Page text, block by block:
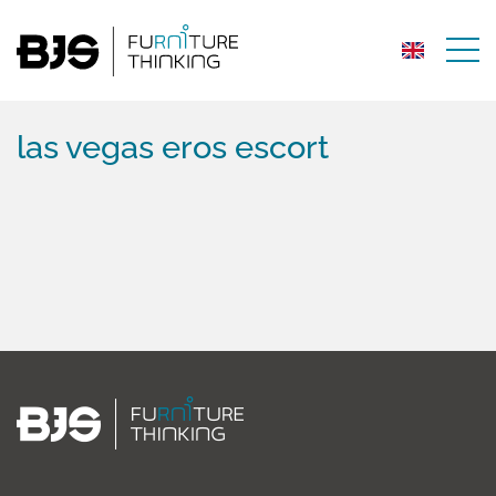
las vegas eros escort